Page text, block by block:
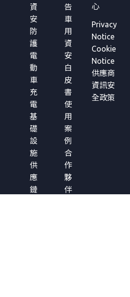
資
安
防
護
電
動
車
充
電
基
礎
設
施
供
應
鏈
告
車
用
資
安
白
皮
書
使
用
案
例
合
作
夥
伴
心
Privacy
Notice
Cookie
Notice
供應商
資訊安
全政策